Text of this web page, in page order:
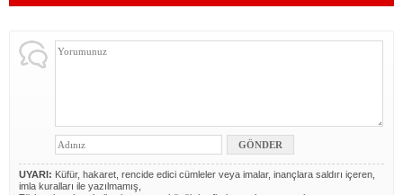
UYARI: Küfür, hakaret, rencide edici cümleler veya imalar, inançlara saldırı içeren,
imla kuralları ile yazılmamış,